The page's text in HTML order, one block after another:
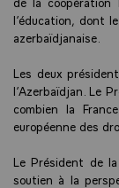
l’éducation, dont
azerbaïdjanaise.
Les deux
l’Azerbaïdjan. Le
combien la
européenne des
Le Président de
soutien à la